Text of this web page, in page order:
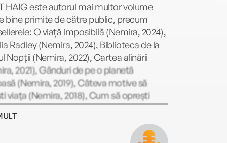
HAIG este autorul mai multor volume
bine primite de către public, precum
O viață imposibilă (Nemira, 2024),
Radley (Nemira, 2024), Biblioteca de la
Nopții (Nemira, 2022), Cartea alinării
2021), Gânduri de pe o planetă
(Nemira, 2019), Câteva motive să
viața (Nemira, 2018), Cum să oprești
(Nemira, 2018, 2023) sau Umanii (Nemira,
2021). Ca autor de cărți pentru copii și
a câștigat Blue Peter Book Award,